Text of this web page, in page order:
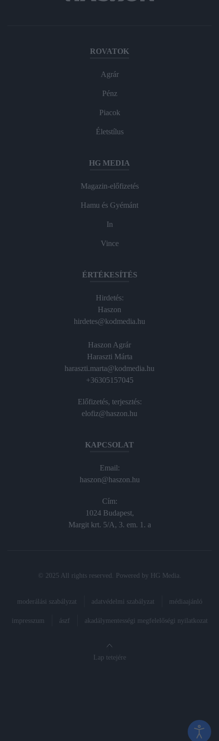
ROVATOK
Agrár
Pénz
Piacok
Életstílus
HG MEDIA
Magazin-előfizetés
Hamu és Gyémánt
In
Vince
ÉRTÉKESÍTÉS
Hirdetés:
Haszon
hirdetes@kodmedia.hu
Haszon Agrár
Haraszti Márta
haraszti.marta@kodmedia.hu
+36305157045
Előfizetés, terjesztés:
elofiz@haszon.hu
KAPCSOLAT
Email:
haszon@haszon.hu
Cím:
1024 Budapest,
Margit krt. 5/A, 3. em. 1. a
© 2025 All rights reserved. Powered by HG Media
moderálási szabályzat adatvédelmi szabályzat médiaajánló
impresszum ászf akadálymentességi megfelelőségi nyilatkozat
Lap tetejére